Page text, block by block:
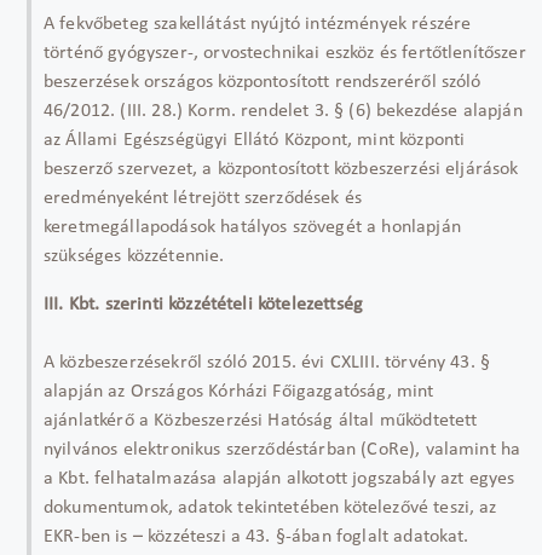
A fekvőbeteg szakellátást nyújtó intézmények részére
történő gyógyszer-, orvostechnikai eszköz és fertőtlenítőszer
beszerzések országos központosított rendszeréről szóló
46/2012. (III. 28.) Korm. rendelet 3. § (6) bekezdése alapján
az Állami Egészségügyi Ellátó Központ, mint központi
beszerző szervezet, a központosított közbeszerzési eljárások
eredményeként létrejött szerződések és
keretmegállapodások hatályos szövegét a honlapján
szükséges közzétennie.
III. Kbt. szerinti közzétételi kötelezettség
A közbeszerzésekről szóló 2015. évi CXLIII. törvény 43. §
alapján az Országos Kórházi Főigazgatóság, mint
ajánlatkérő a Közbeszerzési Hatóság által működtetett
nyilvános elektronikus szerződéstárban (CoRe), valamint ha
a Kbt. felhatalmazása alapján alkotott jogszabály azt egyes
dokumentumok, adatok tekintetében kötelezővé teszi, az
EKR-ben is – közzéteszi a 43. §-ában foglalt adatokat.